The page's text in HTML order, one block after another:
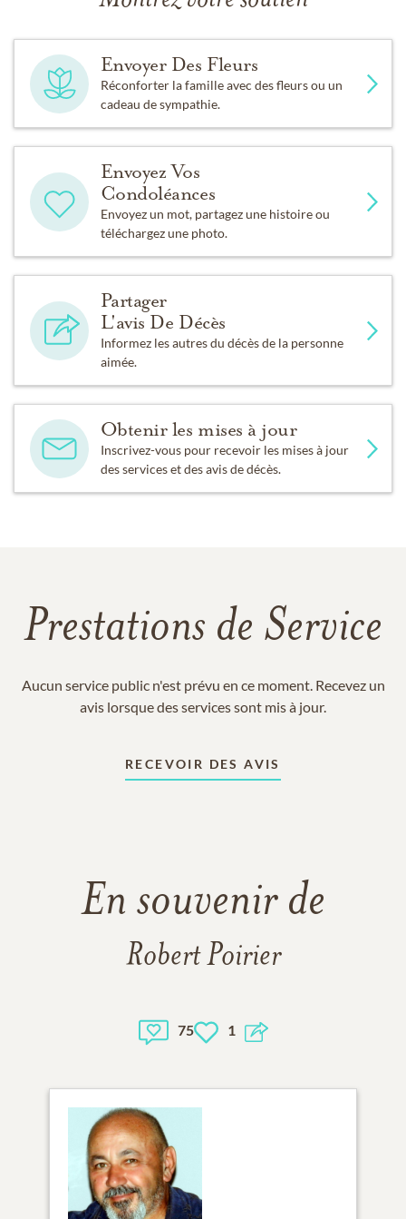
Envoyer Des Fleurs
Réconforter la famille avec des fleurs ou un
cadeau de sympathie.
Envoyez Vos
Condoléances
Envoyez un mot, partagez une histoire ou
téléchargez une photo.
Partager
L'avis De Décès
Informez les autres du décès de la personne
aimée.
Obtenir les mises à jour
Inscrivez-vous pour recevoir les mises à jour
des services et des avis de décès.
Prestations de Service
Aucun service public n'est prévu en ce moment. Recevez un
avis lorsque des services sont mis à jour.
RECEVOIR DES AVIS
En souvenir de
Robert Poirier
75 1